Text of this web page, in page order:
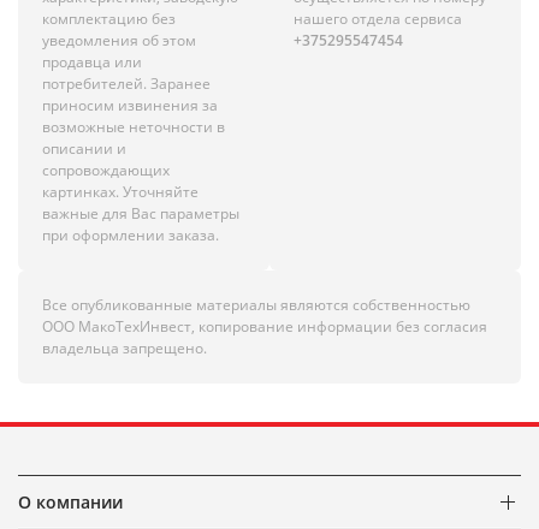
комплектацию без
уведомления об этом
продавца или
потребителей. Заранее
приносим извинения за
возможные неточности в
описании и
сопровождающих
картинках. Уточняйте
важные для Вас параметры
при оформлении заказа.
нашего отдела сервиса
+375295547454
Все опубликованные материалы являются собственностью
ООО МакоТехИнвест, копирование информации без согласия
владельца запрещено.
О компании